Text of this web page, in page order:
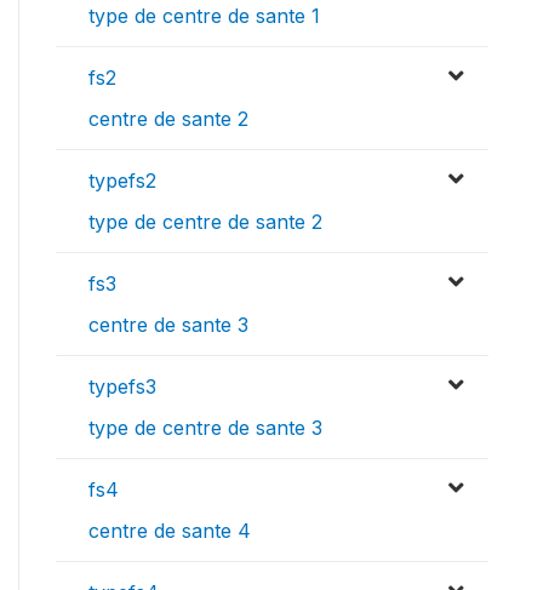
type de centre de sante 1
fs2
centre de sante 2
typefs2
type de centre de sante 2
fs3
centre de sante 3
typefs3
type de centre de sante 3
fs4
centre de sante 4